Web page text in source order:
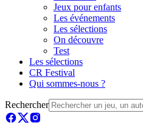
Jeux pour enfants
Les événements
Les sélections
On découvre
Test
Les sélections
CR Festival
Qui sommes-nous ?
Rechercher